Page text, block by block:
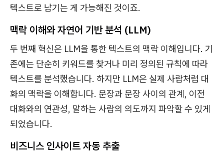
텍스트로 남기는 게 가능해진 것이죠.
맥락 이해와 자연어 기반 분석 (LLM)
두 번째 혁신은 LLM을 통한 텍스트의 맥락 이해입니다. 기
존에는 단순히 키워드를 찾거나 미리 정의된 규칙에 따라
텍스트를 분석했습니다. 하지만 LLM은 실제 사람처럼 대
화의 맥락을 이해합니다. 문장과 문장 사이의 관계, 이전
대화와의 연관성, 말하는 사람의 의도까지 파악할 수 있게
되었습니다.
비즈니스 인사이트 자동 추출